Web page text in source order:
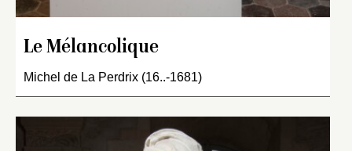
Le Mélancolique
Michel de La Perdrix (16..-1681)